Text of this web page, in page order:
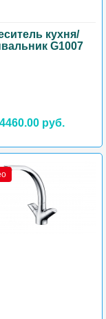
кухня/
G1007
руб.